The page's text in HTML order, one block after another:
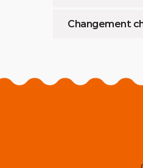
Changement